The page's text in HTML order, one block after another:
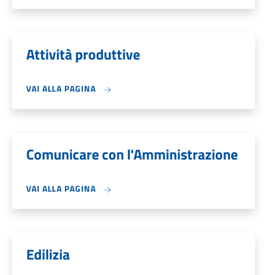
Attività produttive
VAI ALLA PAGINA
Comunicare con l'Amministrazione
VAI ALLA PAGINA
Edilizia